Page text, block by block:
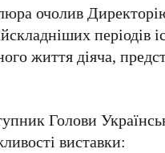
очолив
періодів
життя діяча,
Голови
виставки: